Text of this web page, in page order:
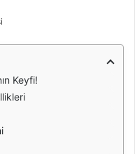
Keyfi!